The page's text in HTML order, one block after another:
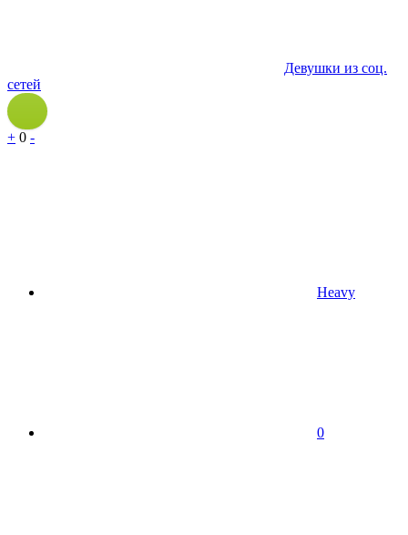
Девушки из соц.
сетей
+ 0 -
Heavy
0